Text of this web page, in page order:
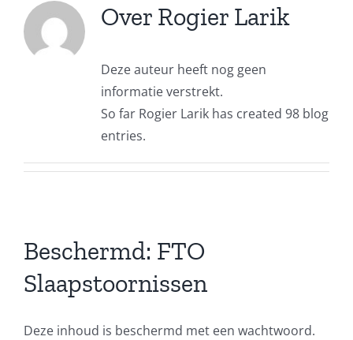
Over Rogier Larik
Deze auteur heeft nog geen
informatie verstrekt.
So far Rogier Larik has created 98 blog
entries.
Beschermd: FTO
Slaapstoornissen
Deze inhoud is beschermd met een wachtwoord.